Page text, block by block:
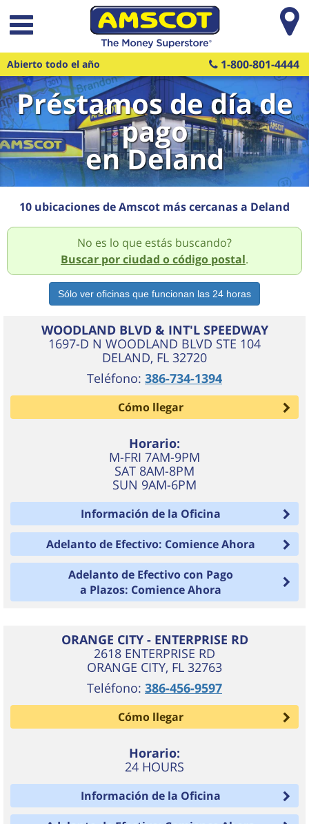
Saltar al contenido principal
Abierto todo el año 1-800-801-4444
Préstamos de día de
pago
en Deland
10 ubicaciones de Amscot más cercanas a Deland
No es lo que estás buscando?
Buscar por ciudad o código postal.
WOODLAND BLVD & INT'L SPEEDWAY
1697-D N WOODLAND BLVD STE 104
DELAND, FL 32720
Teléfono: 386-734-1394
Cómo llegar
Horario:
M-FRI 7AM-9PM
SAT 8AM-8PM
SUN 9AM-6PM
Información de la Oficina
Adelanto de Efectivo: Comience Ahora
Adelanto de Efectivo con Pago
a Plazos: Comience Ahora
ORANGE CITY - ENTERPRISE RD
2618 ENTERPRISE RD
ORANGE CITY, FL 32763
Teléfono: 386-456-9597
Cómo llegar
Horario:
24 HOURS
Información de la Oficina